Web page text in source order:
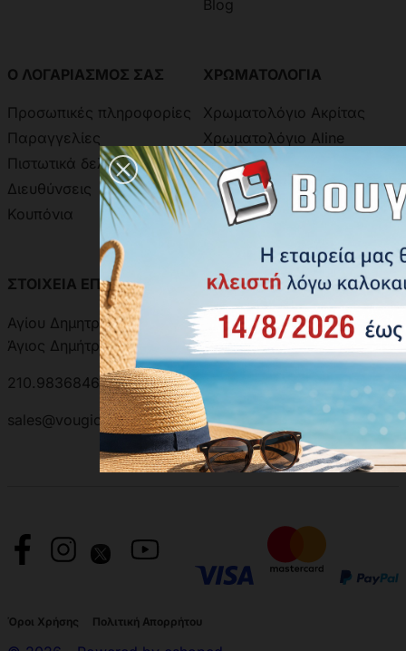
Blog
Ο ΛΟΓΑΡΙΑΣΜΟΣ ΣΑΣ
Προσωπικές πληροφορίες
Παραγγελίες
Πιστωτικά δελτία
Διευθύνσεις
Κουπόνια
ΧΡΩΜΑΤΟΛΟΓΙΑ
Χρωματολόγιο Ακρίτας
Χρωματολόγιο Aline
Δειγματολόγιο Πόμολων
ΣΤΟΙΧΕΙΑ ΕΠΙΚΟΙΝΩΝΙΑΣ
Αγίου Δημητρίου 301, 17342
Άγιος Δημήτριος, Ελλάδα
210.9836846 | 210.9881501
sales@vougioukas.gr
ΑΝΑΖΗΤΗΣΗ ΑΠΟΣΤΟΛΗΣ
Όροι Χρήσης Πολιτική Απορρήτου